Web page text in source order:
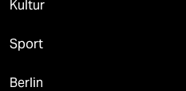
Kultur
Sport
Berlin